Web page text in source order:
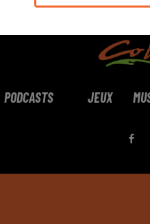
PODCASTS JEUX